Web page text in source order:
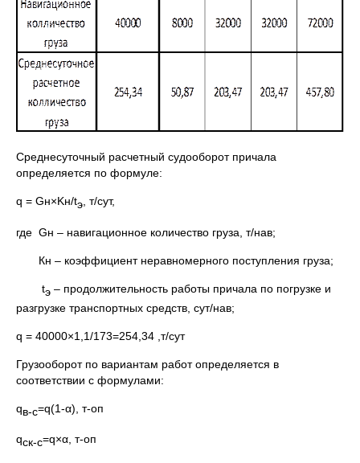
Среднесуточный расчетный судооборот причала
определяется по формуле:
q = Gн×Kн/tэ , т/сут,
где Gн – навигационное количество груза, т/нав;
Кн – коэффициент неравномерного поступления груза;
tэ – продолжительность работы причала по погрузке и
разгрузке транспортных средств, сут/нав;
q = 40000×1,1/173=254,34 ,т/сут
Грузооборот по вариантам работ определяется в
соответствии с формулами:
qв-с=q(1-α), т-оп
qск-с=q×α, т-оп